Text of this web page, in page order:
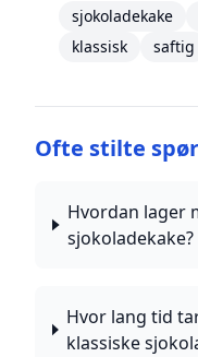
sjokoladekake
klassisk
saftig
Ofte stilte
Hvordan lager
sjokoladekake?
Hvor lang tid
klassiske